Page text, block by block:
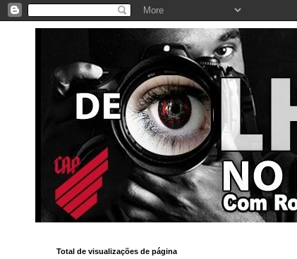
Total de visualizações de página